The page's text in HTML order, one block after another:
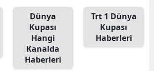
Dünya
Kupası
Hangi
Kanalda
Haberleri
Trt 1 Dünya
Kupası
Haberleri